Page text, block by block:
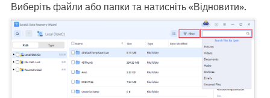
Виберіть файли або папки та натисніть «Відновити».